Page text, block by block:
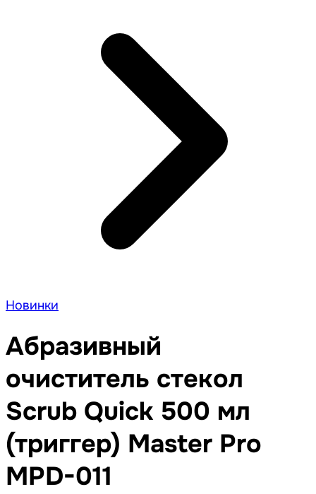
Новинки
Абразивный
очиститель стекол
Scrub Quick 500 мл
(триггер) Master Pro
MPD-011